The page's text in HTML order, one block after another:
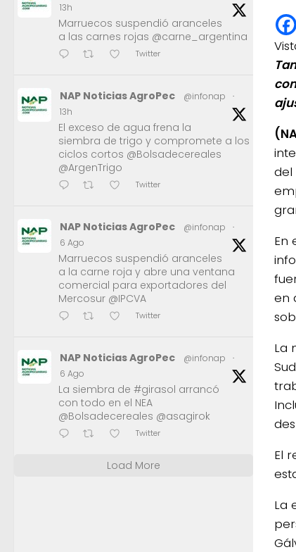
del
En
en
La
El
La
13h
Marruecos suspendió aranceles
a las carnes rojas @carne_argentina
Twitter
NAP Noticias AgroPec @infonap
·
13h
El exceso de agua frena la
siembra de trigo y compromete a los
ciclos cortos @Bolsadecereales
@ArgenTrigo
Twitter
NAP Noticias AgroPec @infonap
·
6 Ago
Marruecos suspendió aranceles
a la carne roja y abre una ventana
comercial para exportadores del
Mercosur @IPCVA
Twitter
NAP Noticias AgroPec @infonap
·
6 Ago
La siembra de #girasol arrancó
con todo en el NEA
@Bolsadecereales @asagirok
Twitter
Load More